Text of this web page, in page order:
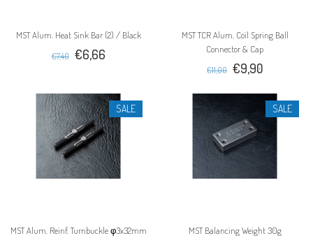
MST Alum. Heat Sink Bar (2) / Black
€7,40 €6,66
MST TCR Alum. Coil Spring Ball
Connector & Cap
€11,00 €9,90
SALE
MST Alum. Reinf. Turnbuckle φ3x32mm
SALE
MST Balancing Weight 30g